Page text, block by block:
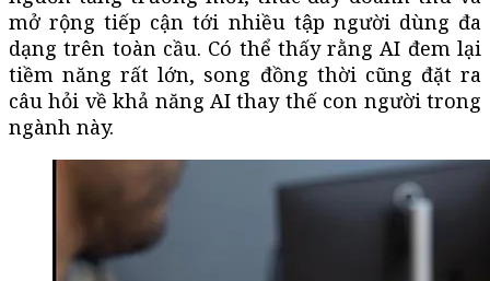
mở rộng tiếp cận tới nhiều tập người dùng đa
dạng trên toàn cầu. Có thể thấy rằng AI đem lại
tiềm năng rất lớn, song đồng thời cũng đặt ra
câu hỏi về khả năng AI thay thế con người trong
ngành này.